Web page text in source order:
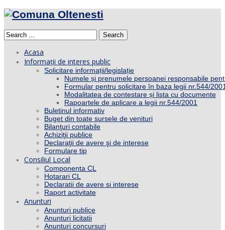
Search
Acasa
Informații de interes public
Solicitare informații/legislație
Numele și prenumele persoanei responsabile
Formular pentru solicitare în baza legii nr.544/
Modalitatea de contestare și lista cu documente
Rapoartele de aplicare a legii nr.544/2001
Buletinul informativ
Buget din toate sursele de venituri
Bilanţuri contabile
Achiziţii publice
Declaraţii de avere şi de interese
Formulare tip
Consiliul Local
Componenta CL
Hotarari CL
Declaratii de avere si interese
Raport activitate
Anunturi
Anunturi publice
Anunturi licitatii
Anunturi concursuri